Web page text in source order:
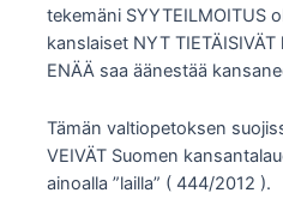
tekemäni SYYTEILMOITUS
kanslaiset NYT
ENÄÄ saa äänestää
Tämän valtiopetoksen
VEIVÄT Suomen
ainoalla ”lailla” ( 444/2012 ).